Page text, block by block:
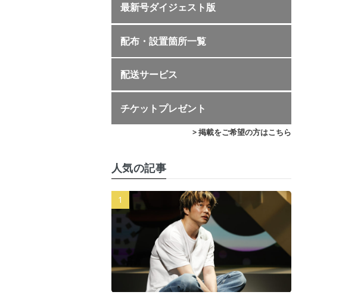
最新号ダイジェスト版
配布・設置箇所一覧
配送サービス
チケットプレゼント
> 掲載をご希望の方はこちら
人気の記事